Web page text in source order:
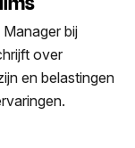
bij
over
en belastingen